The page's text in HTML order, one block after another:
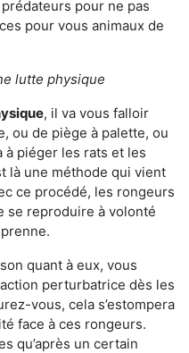
pour ne pas
pour vous animaux de
lutte physique
, il va vous falloir
ou de piège à palette, ou
piéger les rats et les
là une méthode qui vient
ce procédé, les rongeurs
se reproduire à volonté
quant à eux, vous
perturbatrice dès les
vous, cela s’estompera
face à ces rongeurs.
qu’après un certain